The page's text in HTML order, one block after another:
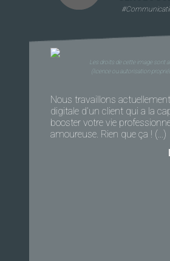
Les droits de cette image sont
(licence ou autorisation
Nous travaillons
digitale d’un client qui a la
booster votre vie
amoureuse. Rien que ça ! (...)